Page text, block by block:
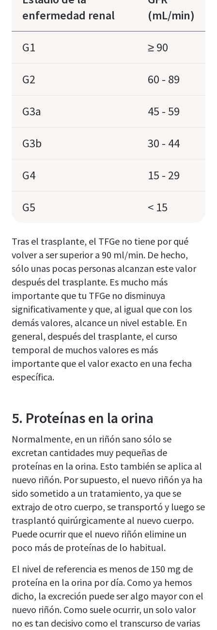
enfermedad renal
(mL/min)
G1 ≥ 90
G2 60 - 89
G3a 45 - 59
G3b 30 - 44
G4 15 - 29
G5 < 15
Tras el trasplante, el TFGe no tiene por qué
volver a ser superior a 90 ml/min. De hecho,
sólo unas pocas personas alcanzan este valor
después del trasplante. Es mucho más
importante que tu TFGe no disminuya
significativamente y que, al igual que con los
demás valores, alcance un nivel estable. En
general, después del trasplante, el curso
temporal de muchos valores es más
importante que el valor exacto en una fecha
específica.
5. Proteínas en la orina
Normalmente, en un riñón sano sólo se
excretan cantidades muy pequeñas de
proteínas en la orina. Esto también se aplica al
nuevo riñón. Por supuesto, el nuevo riñón ya ha
sido sometido a un tratamiento, ya que se
extrajo de otro cuerpo, se transportó y luego se
trasplantó quirúrgicamente al nuevo cuerpo.
Puede ocurrir que el nuevo riñón elimine un
poco más de proteínas de lo habitual.
El nivel de referencia es menos de 150 mg de
proteína en la orina por día. Como ya hemos
dicho, la excreción puede ser algo mayor con el
nuevo riñón. Como suele ocurrir, un solo valor
no es tan decisivo como el transcurso de varias